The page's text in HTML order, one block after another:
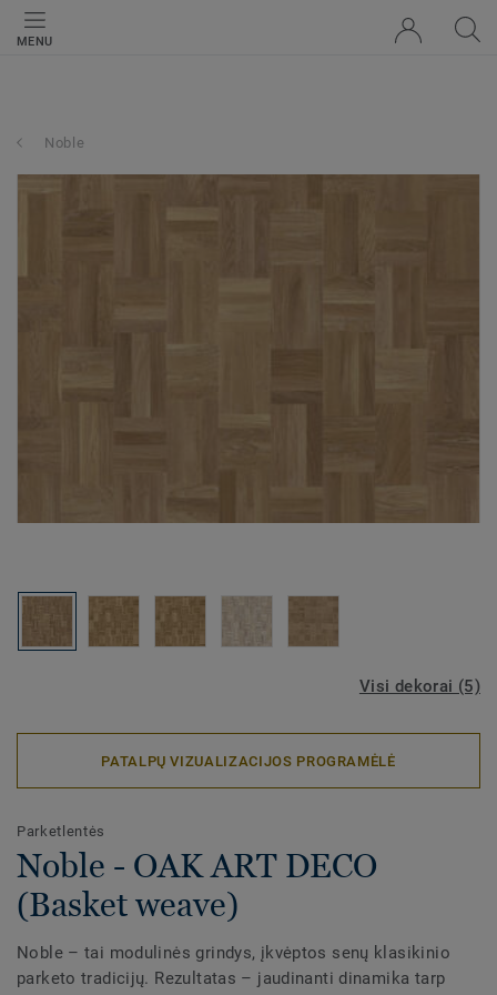
MENU
Noble
Visi dekorai (5)
PATALPŲ VIZUALIZACIJOS PROGRAMĖLĖ
Parketlentės
Noble - OAK ART DECO
(Basket weave)
Noble – tai modulinės grindys, įkvėptos senų klasikinio
parketo tradicijų. Rezultatas – jaudinanti dinamika tarp